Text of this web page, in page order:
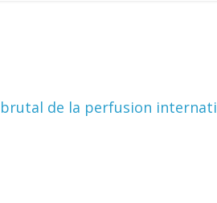
de la perfusion